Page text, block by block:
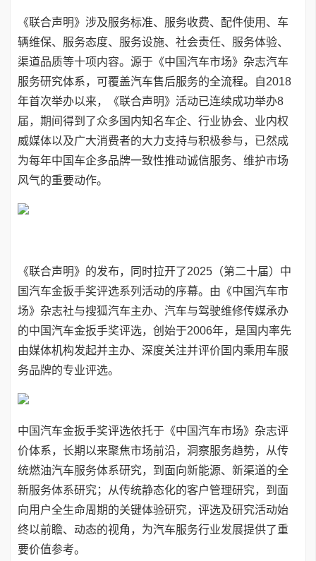
《联合声明》涉及服务标准、服务收费、配件使用、车
辆维保、服务态度、服务设施、社会责任、服务体验、
渠道品质等十项内容。源于《中国汽车市场》杂志汽车
服务研究体系，可覆盖汽车售后服务的全流程。自2018
年首次举办以来，《联合声明》活动已连续成功举办8
届，期间得到了众多国内知名车企、行业协会、业内权
威媒体以及广大消费者的大力支持与积极参与，已然成
为每年中国车企多品牌一致性推动诚信服务、维护市场
风气的重要动作。
《联合声明》的发布，同时拉开了2025（第二十届）中
国汽车金扳手奖评选系列活动的序幕。由《中国汽车市
场》杂志社与搜狐汽车主办、汽车与驾驶维修传媒承办
的中国汽车金扳手奖评选，创始于2006年，是国内率先
由媒体机构发起并主办、深度关注并评价国内乘用车服
务品牌的专业评选。
中国汽车金扳手奖评选依托于《中国汽车市场》杂志评
价体系，长期以来聚焦市场前沿，洞察服务趋势，从传
统燃油汽车服务体系研究，到面向新能源、新渠道的全
新服务体系研究；从传统静态化的客户管理研究，到面
向用户全生命周期的关键体验研究，评选及研究活动始
终以前瞻、动态的视角，为汽车服务行业发展提供了重
要价值参考。